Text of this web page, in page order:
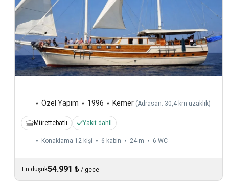
Özel Yapım 1996 Kemer (Adrasan: 30,4 km uzaklık)
Mürettebatlı Yakıt dahil
Konaklama 12 kişi 6 kabin 24 m 6 WC
En düşük54.991 ₺ / gece